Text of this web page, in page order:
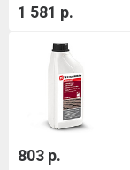
1 581 р.
803 р.